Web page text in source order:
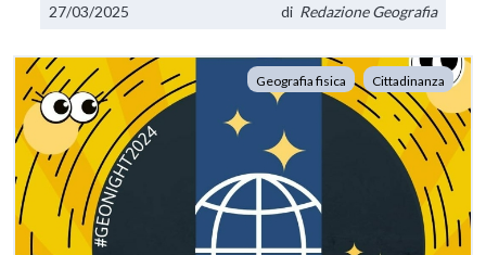
27/03/2025 di Redazione Geografia
Geografia fisica Cittadinanza